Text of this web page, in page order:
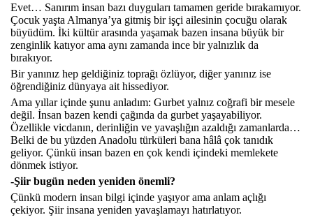
Evet… Sanırım insan bazı duyguları tamamen geride bırakamıyor.
Çocuk yaşta Almanya’ya gitmiş bir işçi ailesinin çocuğu olarak
büyüdüm. İki kültür arasında yaşamak bazen insana büyük bir
zenginlik katıyor ama aynı zamanda ince bir yalnızlık da
bırakıyor.
Bir yanınız hep geldiğiniz toprağı özlüyor, diğer yanınız ise
öğrendiğiniz dünyaya ait hissediyor.
Ama yıllar içinde şunu anladım: Gurbet yalnız coğrafi bir mesele
değil. İnsan bazen kendi çağında da gurbet yaşayabiliyor.
Özellikle vicdanın, derinliğin ve yavaşlığın azaldığı zamanlarda…
Belki de bu yüzden Anadolu türküleri bana hâlâ çok tanıdık
geliyor. Çünkü insan bazen en çok kendi içindeki memlekete
dönmek istiyor.
-Şiir bugün neden yeniden önemli?
Çünkü modern insan bilgi içinde yaşıyor ama anlam açlığı
çekiyor. Şiir insana yeniden yavaşlamayı hatırlatıyor.